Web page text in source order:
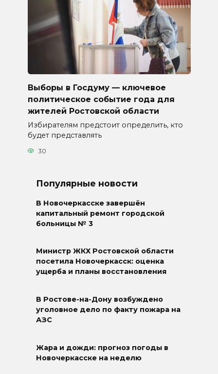
Выборы в Госдуму — ключевое
политическое событие года для
жителей Ростовской области
Избирателям предстоит определить, кто
будет представлять
30
Популярные новости
В Новочеркасске завершён
капитальный ремонт городской
больницы № 3
Министр ЖКХ Ростовской области
посетила Новочеркасск: оценка
ущерба и планы восстановления
В Ростове-на-Дону возбуждено
уголовное дело по факту пожара на
АЗС
Жара и дожди: прогноз погоды в
Новочеркасске на неделю